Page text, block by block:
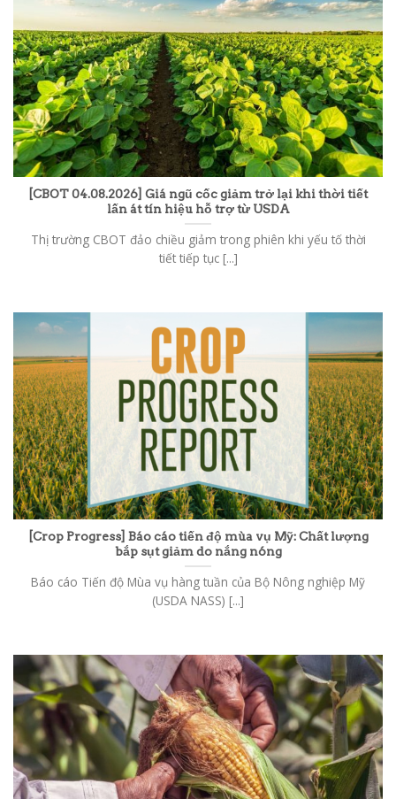
[CBOT 04.08.2026] Giá ngũ cốc giảm trở lại khi thời tiết
lấn át tín hiệu hỗ trợ từ USDA
Thị trường CBOT đảo chiều giảm trong phiên khi yếu tố thời
tiết tiếp tục [...]
[Crop Progress] Báo cáo tiến độ mùa vụ Mỹ: Chất lượng
bắp sụt giảm do nắng nóng
Báo cáo Tiến độ Mùa vụ hàng tuần của Bộ Nông nghiệp Mỹ
(USDA NASS) [...]